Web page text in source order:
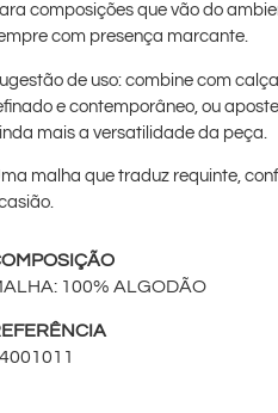
composições que vão do
com presença marcante.
de uso: combine com
e contemporâneo, ou
mais a versatilidade da peça.
malha que traduz requinte,
100% ALGODÃO